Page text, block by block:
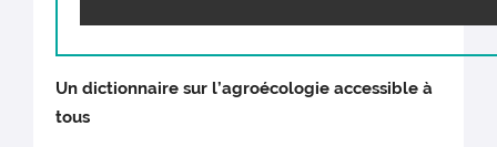
Un dictionnaire sur l’agroécologie accessible à
tous